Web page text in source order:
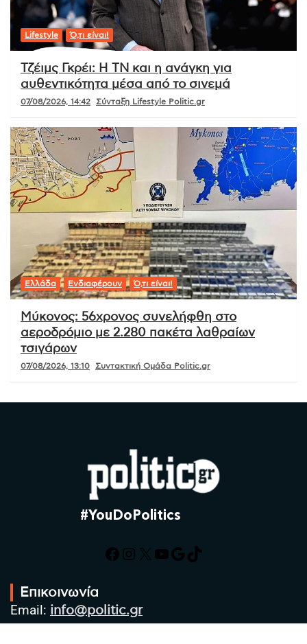
Lifestyle Ό,τι είναι!
Τζέιμς Γκρέι: Η ΤΝ και η ανάγκη για
αυθεντικότητα μέσα από το σινεμά
07/08/2026, 14:42 Σύνταξη Lifestyle Politic.gr
Ελλάδα Ενδιαφέρουν Ό,τι είναι!
Μύκονος: 56χρονος συνελήφθη στο
αεροδρόμιο με 2.280 πακέτα λαθραίων
τσιγάρων
07/08/2026, 13:10 Συντακτική Ομάδα Politic.gr
#YouDoPolitics
Facebook
Instagram
X YouTube
Google
TikTok
Επικοινωνία
Email: info@politic.gr
Τηλ: